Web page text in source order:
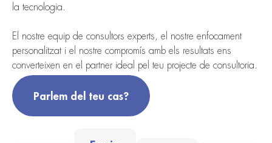
la tecnologia.
El nostre equip de consultors experts, el nostre enfocament
personalitzat i el nostre compromís amb els resultats ens
converteixen en el partner ideal pel teu projecte de consultoria.
Parlem del teu cas?